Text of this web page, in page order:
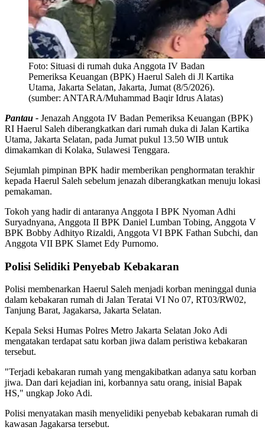
Foto: Situasi di rumah duka Anggota IV Badan
Pemeriksa Keuangan (BPK) Haerul Saleh di Jl Kartika
Utama, Jakarta Selatan, Jakarta, Jumat (8/5/2026).
(sumber: ANTARA/Muhammad Baqir Idrus Alatas)
Pantau - Jenazah Anggota IV Badan Pemeriksa Keuangan (BPK)
RI Haerul Saleh diberangkatkan dari rumah duka di Jalan Kartika
Utama, Jakarta Selatan, pada Jumat pukul 13.50 WIB untuk
dimakamkan di Kolaka, Sulawesi Tenggara.
Sejumlah pimpinan BPK hadir memberikan penghormatan terakhir
kepada Haerul Saleh sebelum jenazah diberangkatkan menuju lokasi
pemakaman.
Tokoh yang hadir di antaranya Anggota I BPK Nyoman Adhi
Suryadnyana, Anggota II BPK Daniel Lumban Tobing, Anggota V
BPK Bobby Adhityo Rizaldi, Anggota VI BPK Fathan Subchi, dan
Anggota VII BPK Slamet Edy Purnomo.
Polisi Selidiki Penyebab Kebakaran
Polisi membenarkan Haerul Saleh menjadi korban meninggal dunia
dalam kebakaran rumah di Jalan Teratai VI No 07, RT03/RW02,
Tanjung Barat, Jagakarsa, Jakarta Selatan.
Kepala Seksi Humas Polres Metro Jakarta Selatan Joko Adi
mengatakan terdapat satu korban jiwa dalam peristiwa kebakaran
tersebut.
"Terjadi kebakaran rumah yang mengakibatkan adanya satu korban
jiwa. Dan dari kejadian ini, korbannya satu orang, inisial Bapak
HS," ungkap Joko Adi.
Polisi menyatakan masih menyelidiki penyebab kebakaran rumah di
kawasan Jagakarsa tersebut.